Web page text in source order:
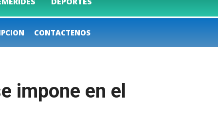
CONTACTENOS
impone en el